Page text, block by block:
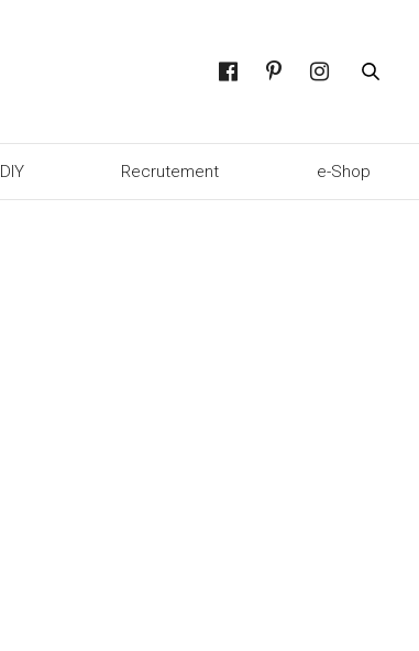
DIY Recrutement e-Shop